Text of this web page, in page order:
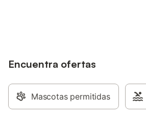
Encuentra ofertas
Mascotas permitidas